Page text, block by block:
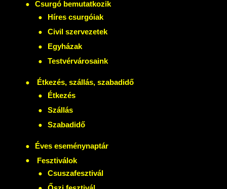
Csurgó bemutatkozik
Híres csurgóiak
Civil szervezetek
Egyházak
Testvérvárosaink
Étkezés, szállás, szabadidő
Étkezés
Szállás
Szabadidő
Éves eseménynaptár
Fesztiválok
Csuszafesztivál